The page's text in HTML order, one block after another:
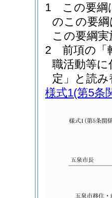
1
この要綱
のこの要
この要綱
2
前項の「
職活動等に
定」と読
様式1(第5条